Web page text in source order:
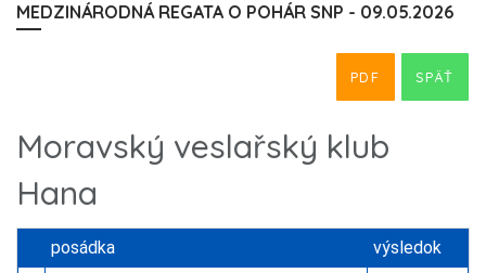
MEDZINÁRODNÁ REGATA O POHÁR SNP - 09.05.2026
PDF SPÄŤ
Moravský veslařský klub
Hana
posádka výsledok